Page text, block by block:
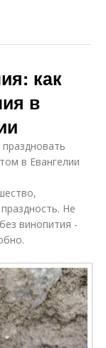
как
в
в Евангелии
Не
винопития -